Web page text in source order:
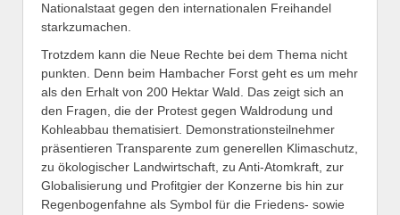
Nationalstaat gegen den internationalen Freihandel
starkzumachen.
Trotzdem kann die Neue Rechte bei dem Thema nicht
punkten. Denn beim Hambacher Forst geht es um mehr
als den Erhalt von 200 Hektar Wald. Das zeigt sich an
den Fragen, die der Protest gegen Waldrodung und
Kohleabbau thematisiert. Demonstrationsteilnehmer
präsentieren Transparente zum generellen Klimaschutz,
zu ökologischer Landwirtschaft, zu Anti-Atomkraft, zur
Globalisierung und Profitgier der Konzerne bis hin zur
Regenbogenfahne als Symbol für die Friedens- sowie